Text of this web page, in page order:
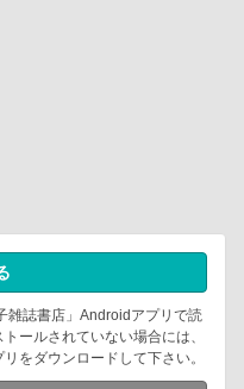
雑誌書店」Androidアプリで読
ールされていない場合には、
をダウンロードして下さい。